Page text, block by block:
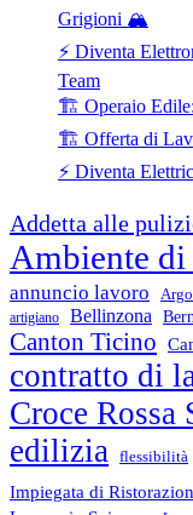
Grigioni 🏔️
⚡ Diventa
Team
🏗️ Operaio Edile:
🏗️ Offerta di
⚡ Diventa
Addetta alle
Ambiente
annuncio lavoro
artigiano Bellinzona
Canton Ticino
contratto di
Croce Rossa
edilizia flessibilità
Impiegata di